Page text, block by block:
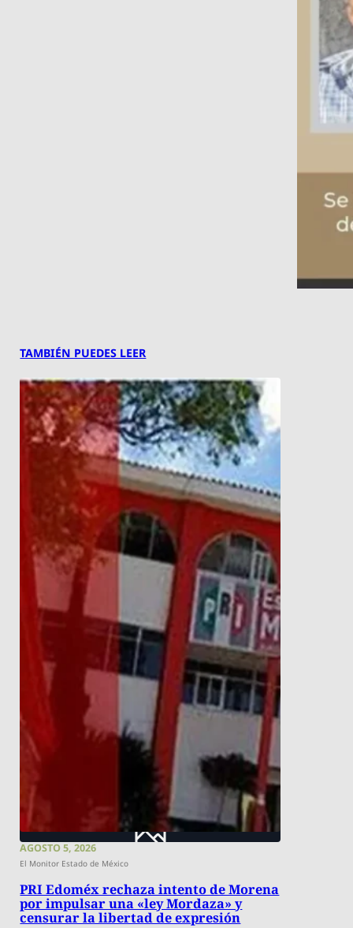
TAMBIÉN PUEDES LEER
AGOSTO 5, 2026
El Monitor Estado de México
PRI Edoméx rechaza intento de Morena
por impulsar una «ley Mordaza» y
censurar la libertad de expresión